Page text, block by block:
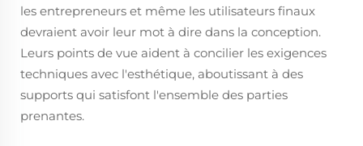
les entrepreneurs et même les utilisateurs finaux
devraient avoir leur mot à dire dans la conception.
Leurs points de vue aident à concilier les exigences
techniques avec l'esthétique, aboutissant à des
supports qui satisfont l'ensemble des parties
prenantes.